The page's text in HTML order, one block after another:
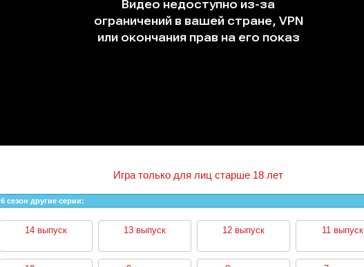
Игра только для лиц старше 18 лет
6 сезон другие серии:
14 выпуск 13 выпуск 12 выпуск 11 выпуск